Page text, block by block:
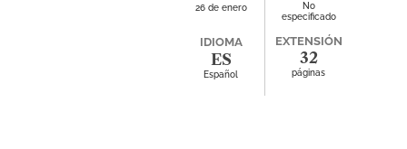
26 de enero
25.5
No
especificado
IDIOMA
ES
Español
EXTENSIÓN
32
páginas